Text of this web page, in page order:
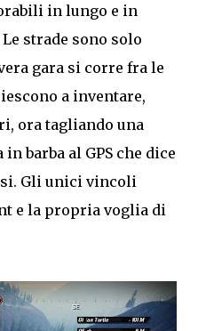
in lungo e in
strade sono solo
gara si corre fra le
a inventare,
ora tagliando una
barba al GPS che dice
Gli unici vincoli
e la propria voglia di